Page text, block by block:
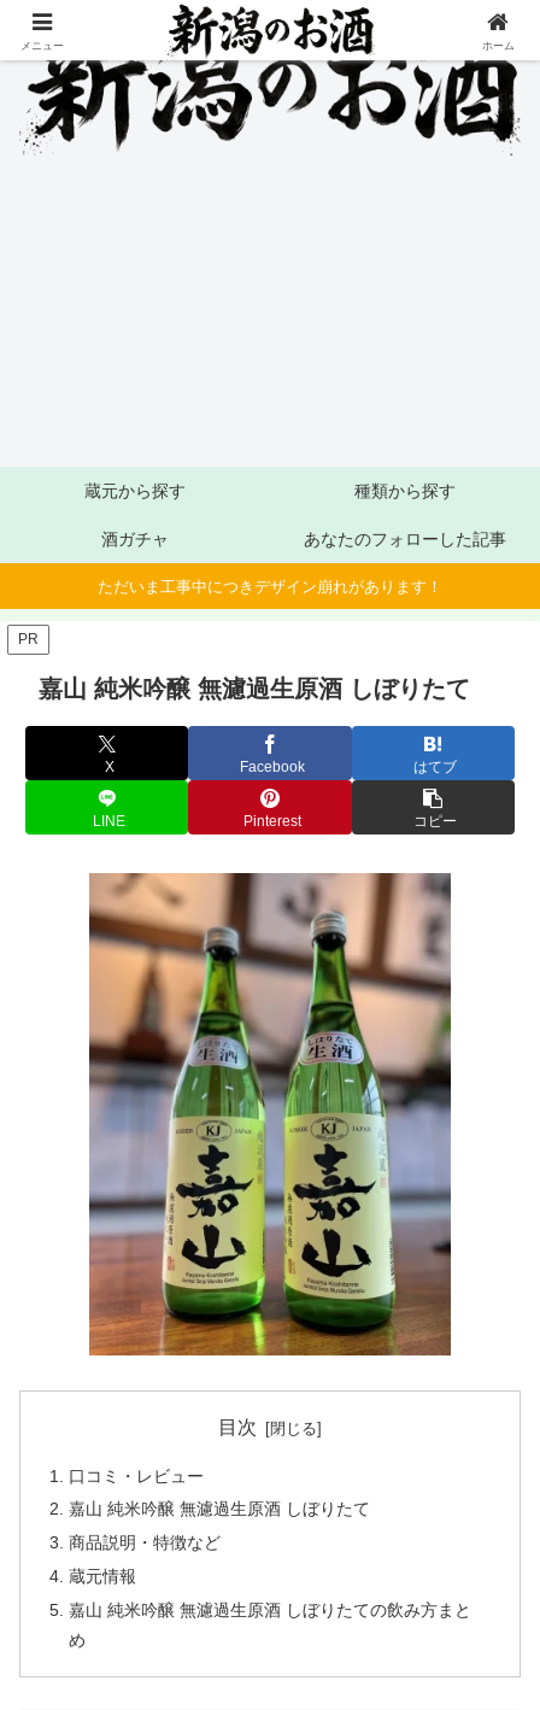
蔵元から探す 種類から探す
酒ガチャ あなたのフォローした記事
ただいま工事中につきデザイン崩れがあります！
PR
嘉山 純米吟醸 無濾過生原酒 しぼりたて
X Facebook はてブ
LINE Pinterest コピー
目次
口コミ・レビュー
嘉山 純米吟醸 無濾過生原酒 しぼりたて
商品説明・特徴など
蔵元情報
嘉山 純米吟醸 無濾過生原酒 しぼりたての飲み方まと
め
メニュー ホーム